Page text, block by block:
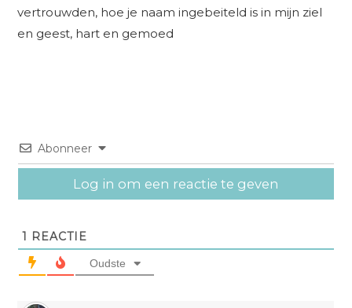
vertrouwden, hoe je naam ingebeiteld is in mijn ziel
en geest, hart en gemoed
Abonneer
Log in om een reactie te geven
1 REACTIE
Oudste